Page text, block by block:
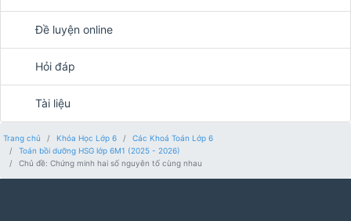
Đề luyện online
Hỏi đáp
Tài liệu
Trang chủ Khóa Học Lớp 6
Các Khoá Toán Lớp 6
Toán bồi dưỡng HSG lớp 6M1 (2025 - 2026)
Chủ đề: Chứng minh hai số nguyên tố cùng nhau